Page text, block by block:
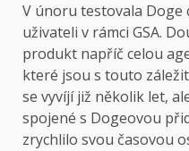
V únoru testovala Doge
uživateli v rámci GSA.
produkt napříč celou
které jsou s touto
se vyvíjí již několik let,
spojené s Dogeovou
zrychlilo svou časovou